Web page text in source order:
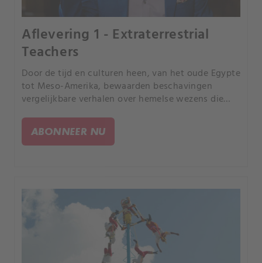
Aflevering 1 - Extraterrestrial
Teachers
Door de tijd en culturen heen, van het oude Egypte
tot Meso-Amerika, bewaarden beschavingen
vergelijkbare verhalen over hemelse wezens die
Volgende deze mensen instructies van goden of
buitenaardse wezens?.
ABONNEER NU